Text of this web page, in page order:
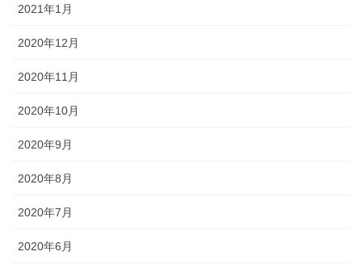
2021年1月
2020年12月
2020年11月
2020年10月
2020年9月
2020年8月
2020年7月
2020年6月